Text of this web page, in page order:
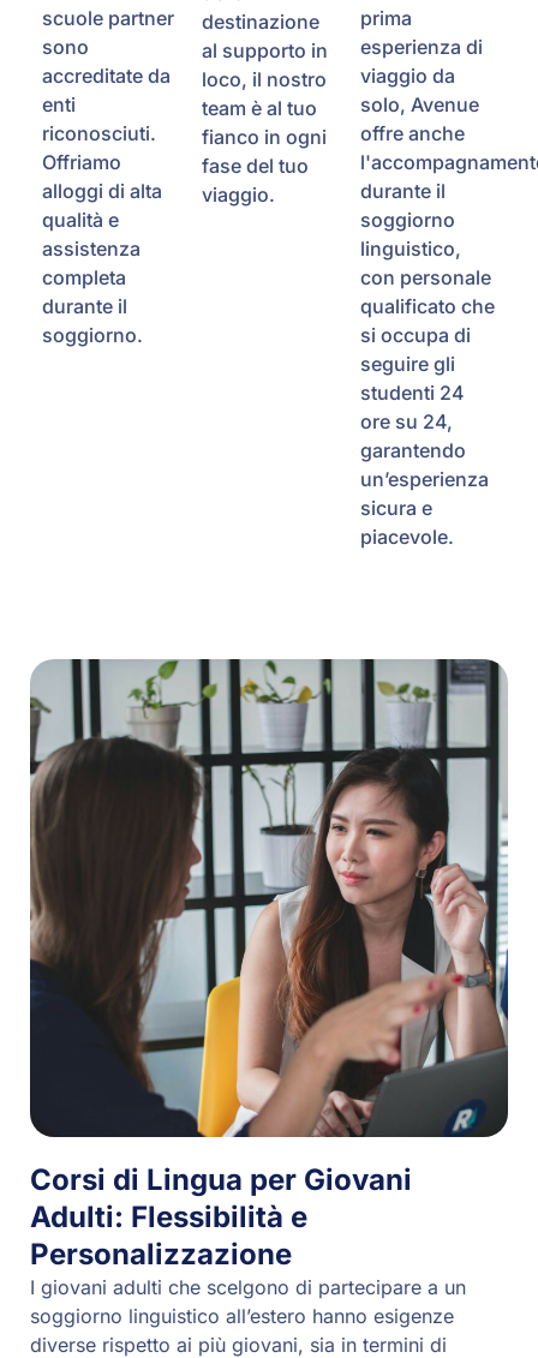
scuole partner
sono
accreditate da
enti
riconosciuti.
Offriamo
alloggi di alta
qualità e
assistenza
completa
durante il
soggiorno.
destinazione
al supporto in
loco, il nostro
team è al tuo
fianco in ogni
fase del tuo
viaggio.
prima
esperienza di
viaggio da
solo, Avenue
offre anche
durante il
soggiorno
linguistico,
con personale
qualificato che
si occupa di
seguire gli
studenti 24
ore su 24,
garantendo
un’esperienza
sicura e
piacevole.
Corsi di Lingua per Giovani
Adulti: Flessibilità e
Personalizzazione
I giovani adulti che scelgono di partecipare a un
soggiorno linguistico all’estero hanno esigenze
diverse rispetto ai più giovani, sia in termini di